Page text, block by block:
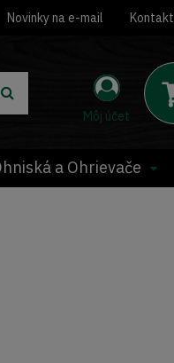
Novinky na e-mail Kontakt
Môj účet
a Ohrievače